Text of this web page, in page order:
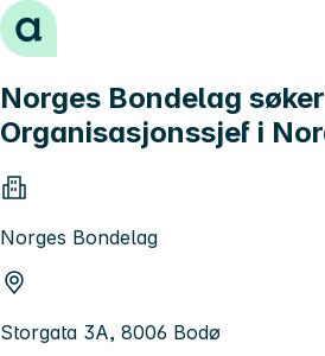
Hopp til innhold
Norges Bondelag søker
Organisasjonssjef i
Norges Bondelag
Storgata 3A, 8006 Bodø